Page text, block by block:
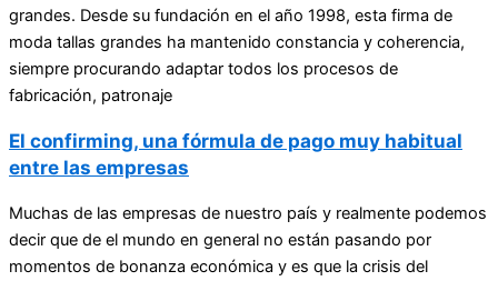
grandes. Desde su fundación en el año 1998, esta firma de
moda tallas grandes ha mantenido constancia y coherencia,
siempre procurando adaptar todos los procesos de
fabricación, patronaje
El confirming, una fórmula de pago muy habitual
entre las empresas
Muchas de las empresas de nuestro país y realmente podemos
decir que de el mundo en general no están pasando por
momentos de bonanza económica y es que la crisis del